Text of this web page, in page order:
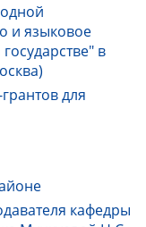
и языковое
в
для
кафедры